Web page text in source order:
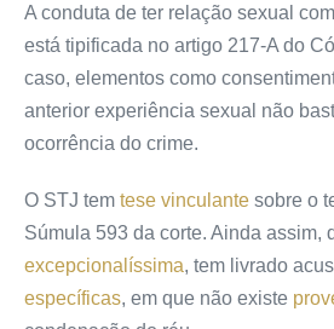
A conduta de ter relação sexual
está tipificada no artigo 217-A do
caso, elementos como
anterior experiência sexual não
ocorrência do crime.
O STJ tem tese vinculante sobre o
Súmula 593 da corte. Ainda assim,
excepcionalíssima, tem livrado
específicas, em que não existe